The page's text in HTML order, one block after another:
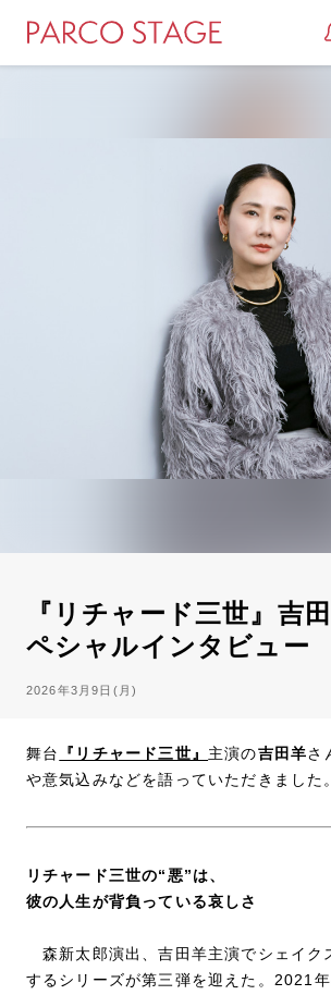
『リチャード三世』吉
ペシャルインタビュー
2026年3月9日(月)
舞台 『リチャード三世』 主演の吉田羊さ
や意気込みなどを語っていただきました。
リチャード三世の“悪”は、
彼の人生が背負っている哀しさ
森新太郎演出、吉田羊主演でシェイク
するシリーズが第三弾を迎えた。2021